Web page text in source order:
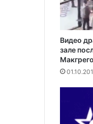
к
у
р
о
в
а
Видео
зале